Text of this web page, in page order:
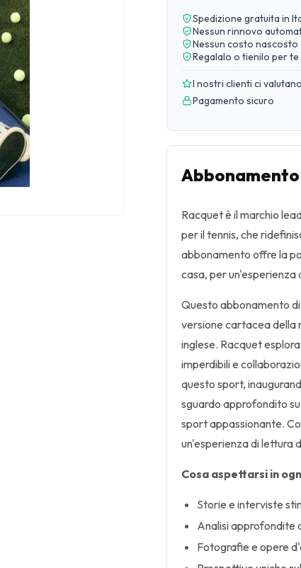
Spedizione gratuita in
Nessun rinnovo
Nessun costo nascosto
Regalalo o tienilo per te
I nostri clienti ci valutano
Pagamento sicuro
Racquet è il marchio
per il tennis, che
abbonamento offre la
casa, per un'esperienza
Questo abbonamento
versione cartacea della
inglese. Racquet
imperdibili e
questo sport,
sguardo approfondito
sport appassionante.
un'esperienza di lettura
Cosa aspettarsi in
Storie e interviste
Analisi approfondite
Fotografie e opere